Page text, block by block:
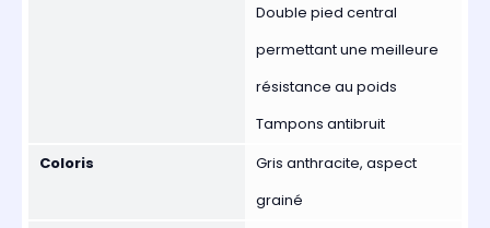
Double pied central
permettant une meilleure
résistance au poids
Tampons antibruit
Coloris
Gris anthracite, aspect
grainé